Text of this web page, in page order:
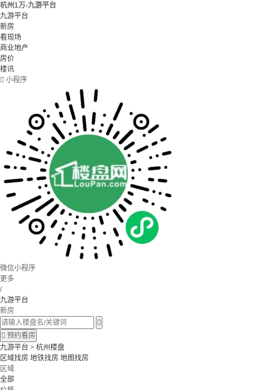
杭州1万-九游平台
九游平台
新房
看现场
商业地产
房价
楼讯
 小程序
微信小程序
更多
/
九游平台
新房

 预约看房
九游平台 > 杭州楼盘
区域找房 地铁找房 地图找房
区域
全部